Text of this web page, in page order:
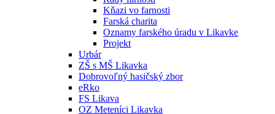
Kňazi vo farnosti
Farská charita
Oznamy farského úradu v Likavke
Projekt
Urbár
ZŠ s MŠ Likavka
Dobrovoľný hasičský zbor
eRko
FS Likava
OZ Meteníci Likavka